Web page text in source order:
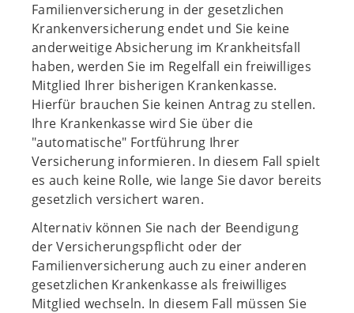
Familienversicherung in der gesetzlichen
Krankenversicherung endet und Sie keine
anderweitige Absicherung im Krankheitsfall
haben, werden Sie im Regelfall ein freiwilliges
Mitglied Ihrer bisherigen Krankenkasse.
Hierfür brauchen Sie keinen Antrag zu stellen.
Ihre Krankenkasse wird Sie über die
"automatische" Fortführung Ihrer
Versicherung informieren. In diesem Fall spielt
es auch keine Rolle, wie lange Sie davor bereits
gesetzlich versichert waren.
Alternativ können Sie nach der Beendigung
der Versicherungspflicht oder der
Familienversicherung auch zu einer anderen
gesetzlichen Krankenkasse als freiwilliges
Mitglied wechseln. In diesem Fall müssen Sie